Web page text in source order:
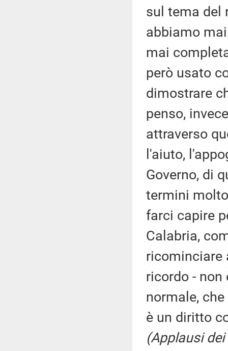
sul tema del
abbiamo
mai
però usato
dimostrare
penso,
attraverso
l'aiuto,
Governo, di
termini
farci capire
Calabria,
ricominciare
ricordo -
normale,
è un diritto
(Applausi